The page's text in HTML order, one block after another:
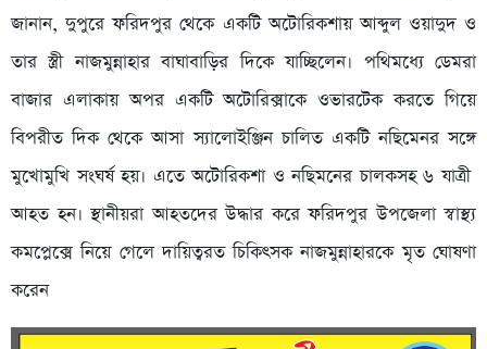
জানান, দুপুরে ফরিদপুর থেকে একটি অটোরিকশায় আব্দুল ওয়াদুদ ও
তার স্ত্রী নাজমুন্নাহার বাঘাবাড়ির দিকে যাচ্ছিলেন। পথিমধ্যে ডেমরা
বাজার এলাকায় অপর একটি অটোরিক্সাকে ওভারটেক করতে গিয়ে
বিপরীত দিক থেকে আসা স্যালোইঞ্জিন চালিত একটি নছিমেনর সঙ্গে
মুখোমুখি সংঘর্ষ হয়। এতে অটোরিকশা ও নছিমনের চালকসহ ৬ যাত্রী
আহত হন। স্থানীয়রা আহতদের উদ্ধার করে ফরিদপুর উপজেলা স্বাস্থ্য
কমপ্লেক্সে নিয়ে গেলে দায়িত্বরত চিকিৎসক নাজমুন্নাহারকে মৃত ঘোষণা
করেন